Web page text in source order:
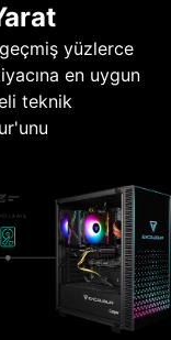
yüzlerce
en uygun
teknik